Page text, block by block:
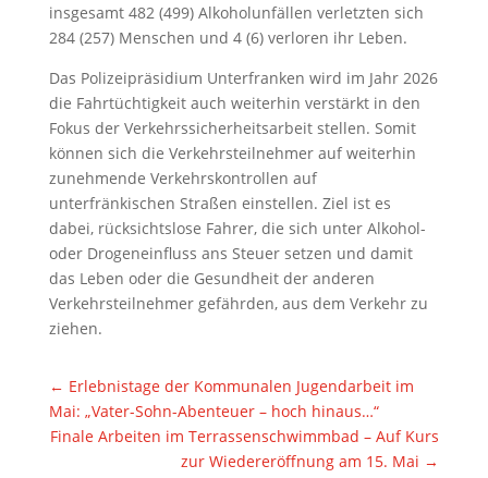
insgesamt 482 (499) Alkoholunfällen verletzten sich
284 (257) Menschen und 4 (6) verloren ihr Leben.
Das Polizeipräsidium Unterfranken wird im Jahr 2026
die Fahrtüchtigkeit auch weiterhin verstärkt in den
Fokus der Verkehrssicherheitsarbeit stellen. Somit
können sich die Verkehrsteilnehmer auf weiterhin
zunehmende Verkehrskontrollen auf
unterfränkischen Straßen einstellen. Ziel ist es
dabei, rücksichtslose Fahrer, die sich unter Alkohol-
oder Drogeneinfluss ans Steuer setzen und damit
das Leben oder die Gesundheit der anderen
Verkehrsteilnehmer gefährden, aus dem Verkehr zu
ziehen.
← Erlebnistage der Kommunalen Jugendarbeit im
Mai: „Vater-Sohn-Abenteuer – hoch hinaus…“
Finale Arbeiten im Terrassenschwimmbad – Auf Kurs
zur Wiedereröffnung am 15. Mai →